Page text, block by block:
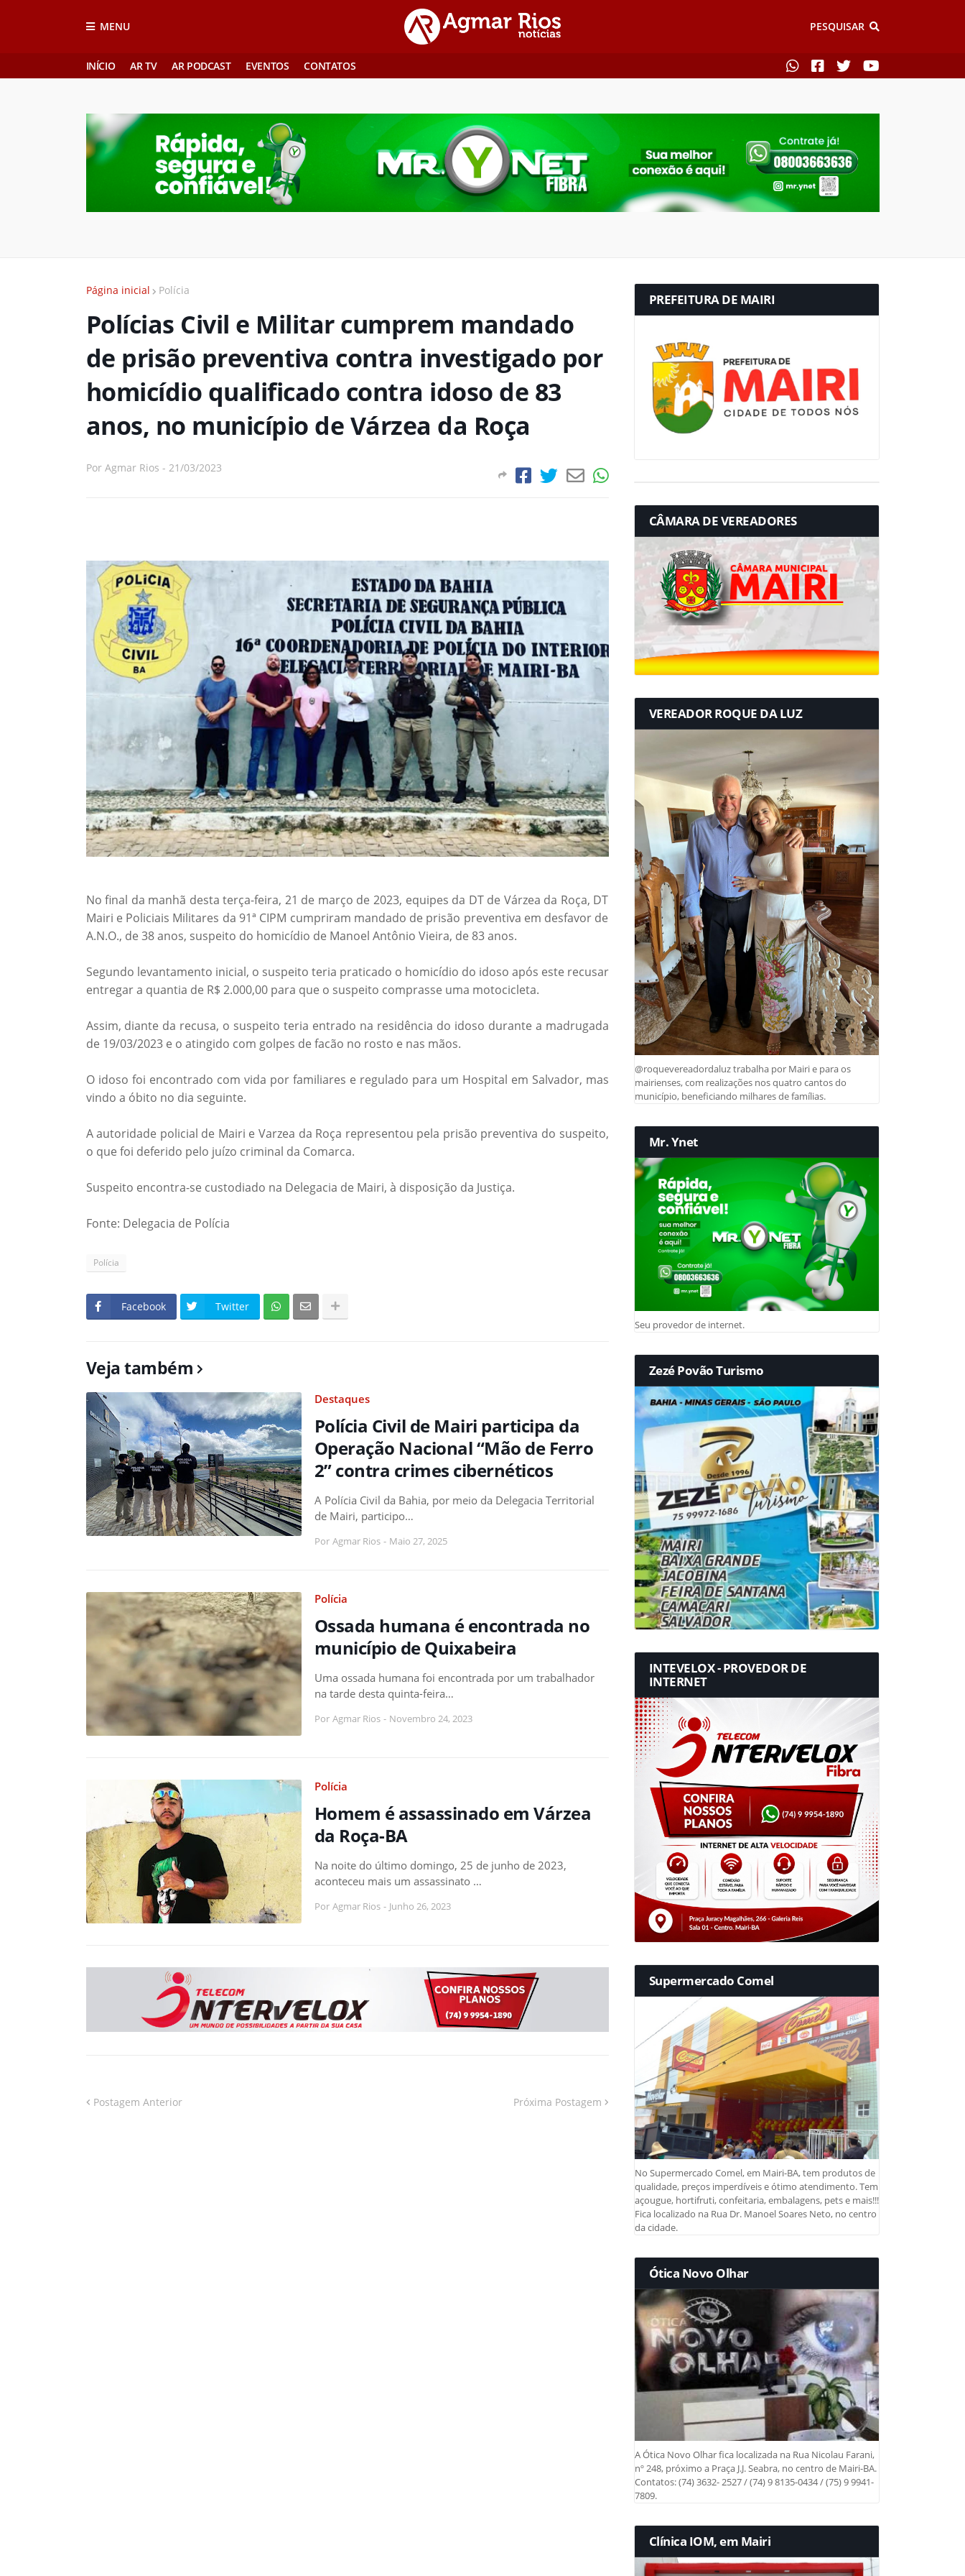
MENU PESQUISAR
INÍCIO AR TV AR PODCAST EVENTOS CONTATOS
Página inicial Polícia
Polícias Civil e Militar cumprem mandado
de prisão preventiva contra investigado por
homicídio qualificado contra idoso de 83
anos, no município de Várzea da Roça
Por Agmar Rios - 21/03/2023
No final da manhã desta terça-feira, 21 de março de 2023, equipes da DT de Várzea da Roça, DT
Mairi e Policiais Militares da 91ª CIPM cumpriram mandado de prisão preventiva em desfavor de
A.N.O., de 38 anos, suspeito do homicídio de Manoel Antônio Vieira, de 83 anos.
Segundo levantamento inicial, o suspeito teria praticado o homicídio do idoso após este recusar
entregar a quantia de R$ 2.000,00 para que o suspeito comprasse uma motocicleta.
Assim, diante da recusa, o suspeito teria entrado na residência do idoso durante a madrugada
de 19/03/2023 e o atingido com golpes de facão no rosto e nas mãos.
O idoso foi encontrado com vida por familiares e regulado para um Hospital em Salvador, mas
vindo a óbito no dia seguinte.
A autoridade policial de Mairi e Varzea da Roça representou pela prisão preventiva do suspeito,
o que foi deferido pelo juízo criminal da Comarca.
Suspeito encontra-se custodiado na Delegacia de Mairi, à disposição da Justiça.
Fonte: Delegacia de Polícia
Polícia
Facebook Twitter
Veja também
Destaques
Polícia Civil de Mairi participa da
Operação Nacional “Mão de Ferro
2” contra crimes cibernéticos
A Polícia Civil da Bahia, por meio da Delegacia Territorial
de Mairi, participo…
Por Agmar Rios - Maio 27, 2025
Polícia
Ossada humana é encontrada no
município de Quixabeira
Uma ossada humana foi encontrada por um trabalhador
na tarde desta quinta-feira…
Por Agmar Rios - Novembro 24, 2023
Polícia
Homem é assassinado em Várzea
da Roça-BA
Na noite do último domingo, 25 de junho de 2023,
aconteceu mais um assassinato …
Por Agmar Rios - Junho 26, 2023
Postagem Anterior Próxima Postagem
PREFEITURA DE MAIRI
CÂMARA DE VEREADORES
VEREADOR ROQUE DA LUZ
@roquevereadordaluz trabalha por Mairi e para os
mairienses, com realizações nos quatro cantos do
município, beneficiando milhares de famílias.
Mr. Ynet
Seu provedor de internet.
Zezé Povão Turismo
INTEVELOX - PROVEDOR DE
INTERNET
Supermercado Comel
No Supermercado Comel, em Mairi-BA, tem produtos de
qualidade, preços imperdíveis e ótimo atendimento. Tem
açougue, hortifruti, confeitaria, embalagens, pets e mais!!!
Fica localizado na Rua Dr. Manoel Soares Neto, no centro
da cidade.
Ótica Novo Olhar
A Ótica Novo Olhar fica localizada na Rua Nicolau Farani,
nº 248, próximo a Praça J.J. Seabra, no centro de Mairi-BA.
Contatos: (74) 3632- 2527 / (74) 9 8135-0434 / (75) 9 9941-
7809.
Clínica IOM, em Mairi